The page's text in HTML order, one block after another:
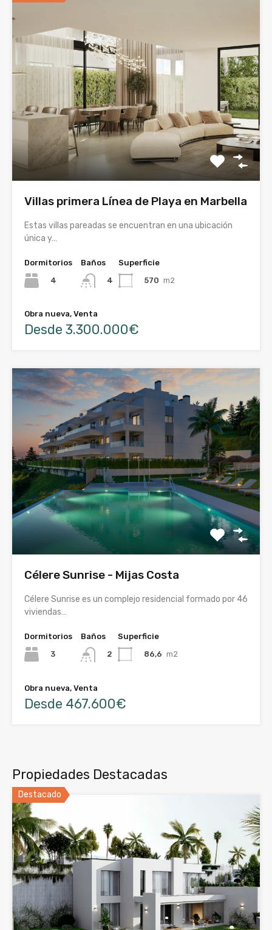
Villas primera Línea de Playa en Marbella
Estas villas pareadas se encuentran en una ubicación
única y…
Dormitorios
4
Baños
4
Superficie
570 m2
Obra nueva, Venta
Desde 3.300.000€
Célere Sunrise - Mijas Costa
Célere Sunrise es un complejo residencial formado por 46
viviendas…
Dormitorios
3
Baños
2
Superficie
86,6 m2
Obra nueva, Venta
Desde 467.600€
Propiedades Destacadas
Destacado